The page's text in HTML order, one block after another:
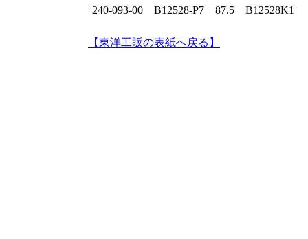
240‐093‐00 B12528-P7 87.5 B12528K1
【東洋工販の表紙へ戻る】